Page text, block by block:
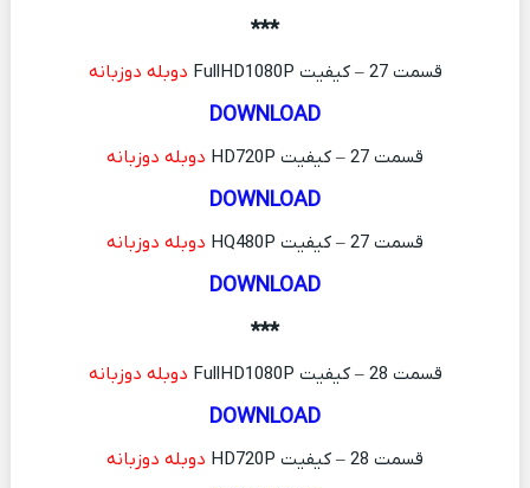
***
قسمت 27 – کیفیت FullHD1080P دوبله دوزبانه
DOWNLOAD
قسمت 27 – کیفیت HD720P دوبله دوزبانه
DOWNLOAD
قسمت 27 – کیفیت HQ480P دوبله دوزبانه
DOWNLOAD
***
قسمت 28 – کیفیت FullHD1080P دوبله دوزبانه
DOWNLOAD
قسمت 28 – کیفیت HD720P دوبله دوزبانه